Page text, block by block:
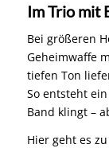
Im Trio mit
Bei größeren
Geheimwaffe
tiefen Ton
So entsteht
Band klingt –
Hier geht es